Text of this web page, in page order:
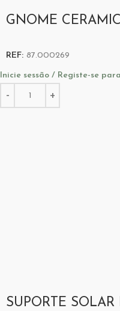
GNOME
REF: 87.000269
Inicie sessão / Registe-se
SUPORTE